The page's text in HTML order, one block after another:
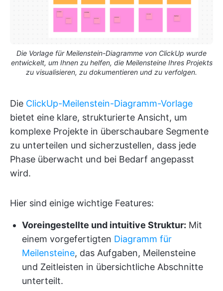
Die Vorlage für Meilenstein-Diagramme von ClickUp wurde
entwickelt, um Ihnen zu helfen, die Meilensteine Ihres Projekts
zu visualisieren, zu dokumentieren und zu verfolgen.
Die ClickUp-Meilenstein-Diagramm-Vorlage
bietet eine klare, strukturierte Ansicht, um
komplexe Projekte in überschaubare Segmente
zu unterteilen und sicherzustellen, dass jede
Phase überwacht und bei Bedarf angepasst
wird.
Hier sind einige wichtige Features:
Voreingestellte und intuitive Struktur: Mit
einem vorgefertigten Diagramm für
Meilensteine, das Aufgaben, Meilensteine
und Zeitleisten in übersichtliche Abschnitte
unterteilt.